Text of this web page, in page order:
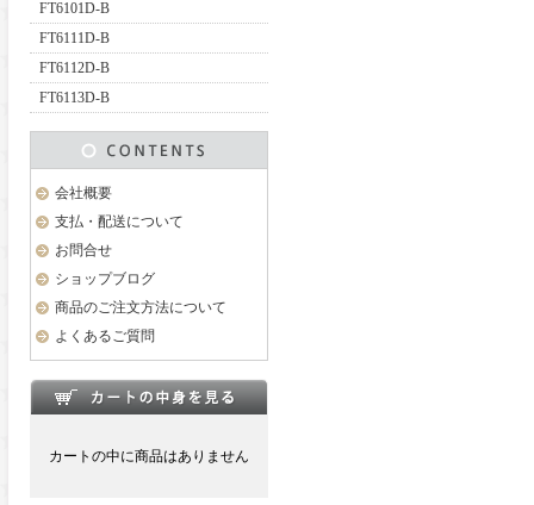
FT6101D-B
FT6111D-B
FT6112D-B
FT6113D-B
会社概要
支払・配送について
お問合せ
ショップブログ
商品のご注文方法について
よくあるご質問
カートの中に商品はありません